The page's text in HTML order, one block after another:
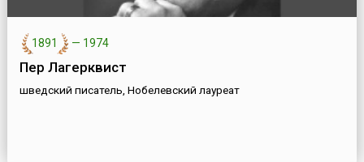
1891 — 1974
Пер Лагерквист
шведский писатель, Нобелевский лауреат